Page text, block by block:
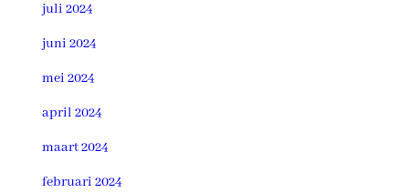
juli 2024
juni 2024
mei 2024
april 2024
maart 2024
februari 2024